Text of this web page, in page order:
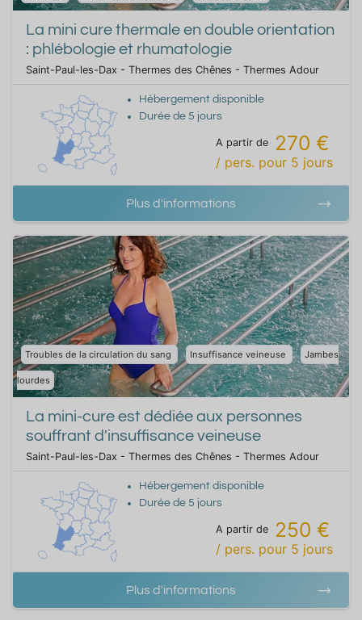
La mini cure thermale en double orientation
: phlébologie et rhumatologie
Saint-Paul-les-Dax - Thermes des Chênes - Thermes Adour
Hébergement disponible
Durée de 5 jours
A partir de 270 €
/ pers. pour 5 jours
Plus d'informations
Troubles de la circulation du sang Insuffisance veineuse Jambes
lourdes
La mini-cure est dédiée aux personnes
souffrant d'insuffisance veineuse
Saint-Paul-les-Dax - Thermes des Chênes - Thermes Adour
Hébergement disponible
Durée de 5 jours
A partir de 250 €
/ pers. pour 5 jours
Plus d'informations